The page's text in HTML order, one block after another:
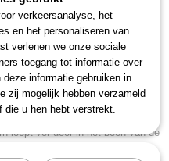
uiterst precieze, conische,
loopt ver door in het been van de
verkeersanalyse, het
en het personaliseren van
verlenen we onze sociale
toegang tot informatie over
informatie gebruiken in
zij mogelijk hebben verzameld
die u hen hebt verstrekt.